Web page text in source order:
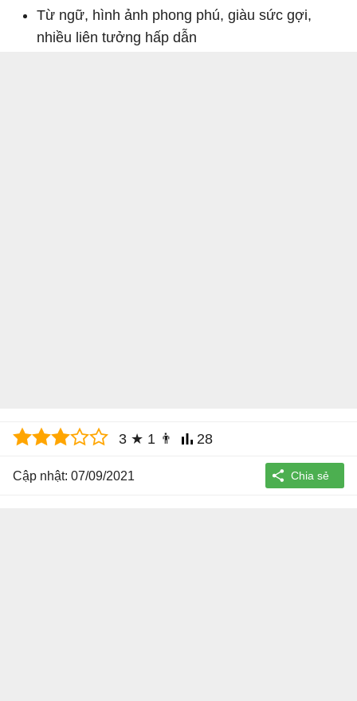
Từ ngữ, hình ảnh phong phú, giàu sức gợi,
nhiều liên tưởng hấp dẫn
3 ★ 1 👨 28
Cập nhật: 07/09/2021